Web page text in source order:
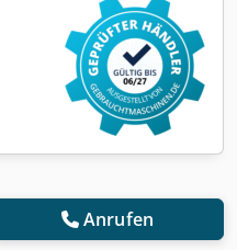
Anrufen